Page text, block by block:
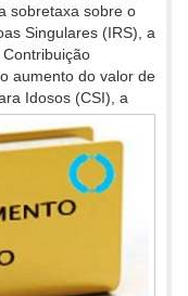
sobretaxa sobre o
Singulares (IRS), a
aumento do valor de
Idosos (CSI), a